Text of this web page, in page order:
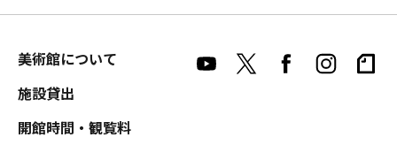
美術館について
施設貸出
開館時間・観覧料